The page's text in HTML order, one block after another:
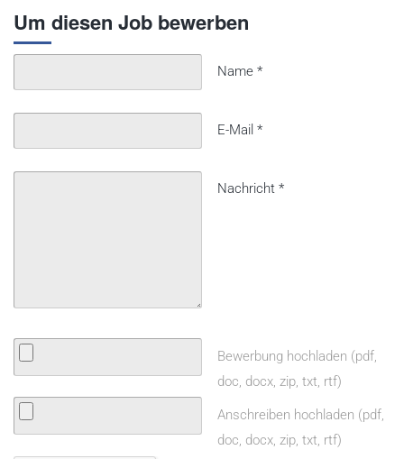
Um diesen Job bewerben
Name *
E-Mail *
Nachricht *
Bewerbung hochladen (pdf,
doc, docx, zip, txt, rtf)
Anschreiben hochladen (pdf,
doc, docx, zip, txt, rtf)